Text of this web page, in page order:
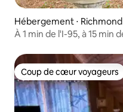
Hébergement ⋅ Richmond
À 1 min de l'I-95, à 15 min
Coup de cœur voyageurs
Coup de cœur voyageurs